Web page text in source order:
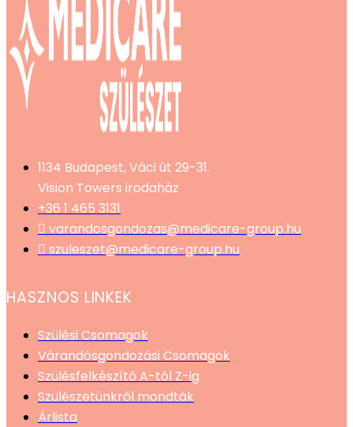
1134 Budapest, Váci út 29-31.
Vision Towers irodaház
+36 1 465 3131
varandosgondozas@medicare-group.hu
szuleszet@medicare-group.hu
HASZNOS LINKEK
Szülési Csomagok
Várandósgondozási Csomagok
Szülésfelkészítő A-tól Z-ig
Szülészetünkről mondták
Árlista